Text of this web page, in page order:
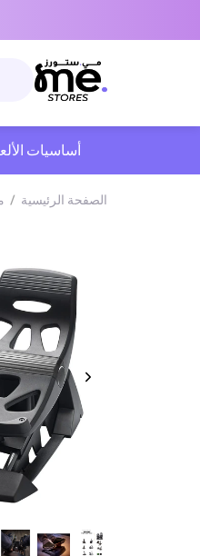
أساسيات
الصفحة الرئيسية /